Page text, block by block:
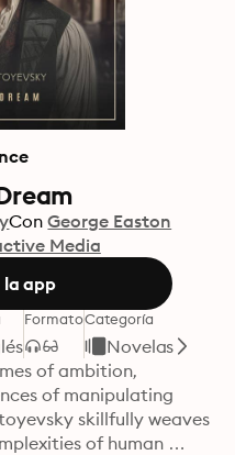
Con George Easton
Media
la app
FormatoCategoría
Novelas
of ambition,
of manipulating
skillfully weaves
of human